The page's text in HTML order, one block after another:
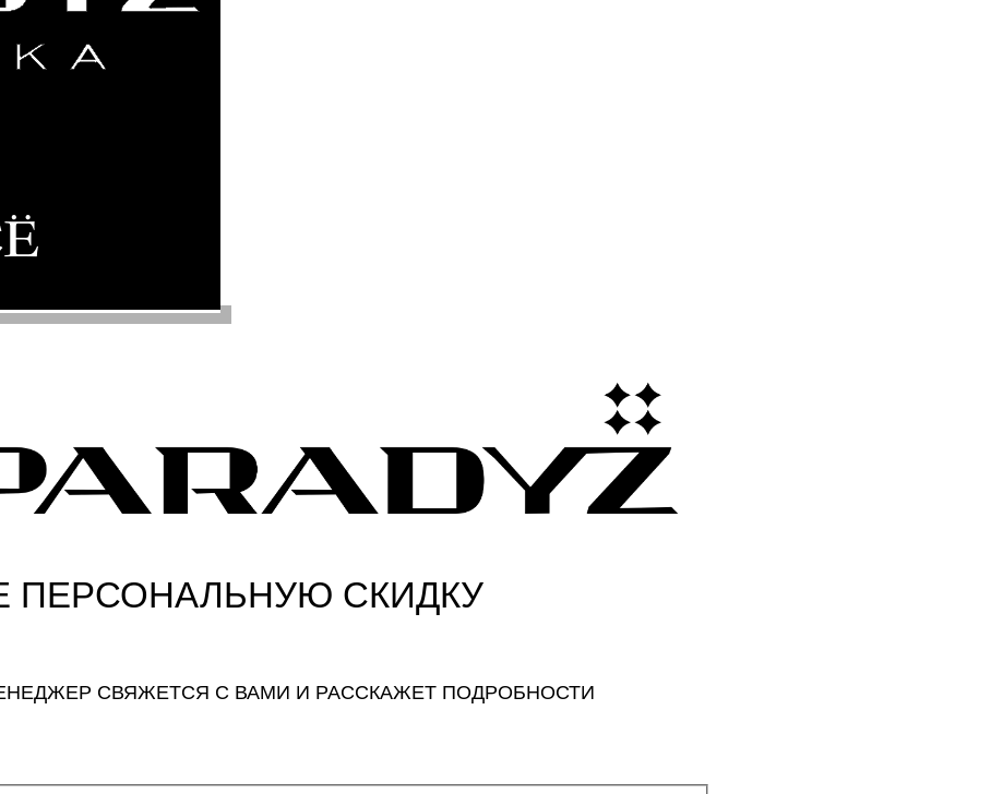
ПЕРСОНАЛЬНУЮ СКИДКУ
СВЯЖЕТСЯ С ВАМИ И РАССКАЖЕТ ПОДРОБНОСТИ